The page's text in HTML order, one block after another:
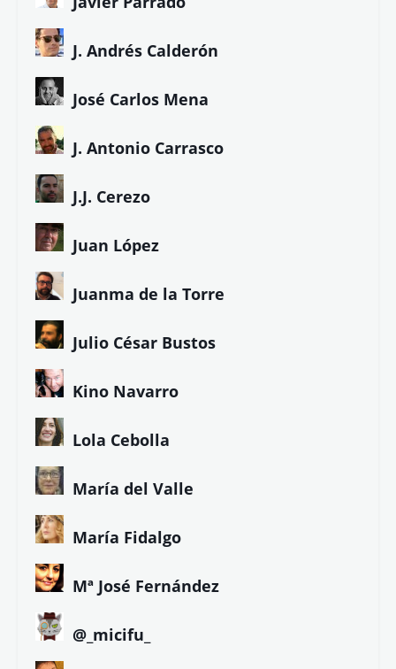
J. Andrés Calderón
José Carlos Mena
J. Antonio Carrasco
J.J. Cerezo
Juan López
Juanma de la Torre
Julio César Bustos
Kino Navarro
Lola Cebolla
María del Valle
María Fidalgo
Mª José Fernández
@_micifu_